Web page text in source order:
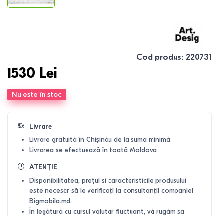
Cod produs: 220731
1530 Lei
Nu este în stoc
Livrare
Livrare gratuită în Chișinău de la suma minimă
Livrarea se efectuează în toată Moldova
ATENȚIE
Disponibilitatea, prețul si caracteristicile produsului
este necesar să le verificați la consultanții companiei
Bigmobila.md.
În legătură cu cursul valutar fluctuant, vă rugăm sa